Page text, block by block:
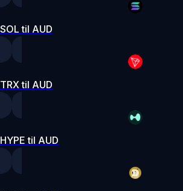
SOL til AUD
TRX til AUD
HYPE til AUD